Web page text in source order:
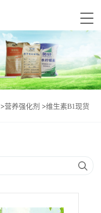
>营养强化剂 >维生素B1现货